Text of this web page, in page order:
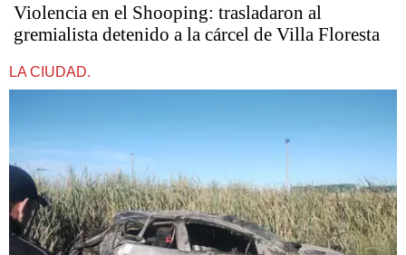
Violencia en el Shooping: trasladaron al
gremialista detenido a la cárcel de Villa Floresta
LA CIUDAD.